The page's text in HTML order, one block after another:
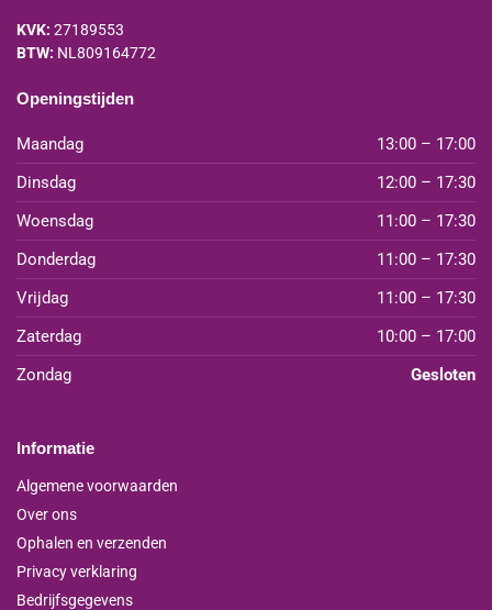
KVK: 27189553
BTW: NL809164772
Openingstijden
Maandag
13:00 – 17:00
Dinsdag
12:00 – 17:30
Woensdag
11:00 – 17:30
Donderdag
11:00 – 17:30
Vrijdag
11:00 – 17:30
Zaterdag
10:00 – 17:00
Zondag
Gesloten
Informatie
Algemene voorwaarden
Over ons
Ophalen en verzenden
Privacy verklaring
Bedrijfsgegevens